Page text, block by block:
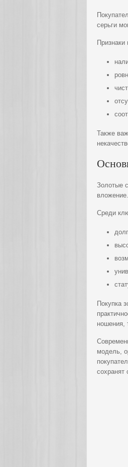
серьги
Признаки
Также
Золотые
Среди
Покупка
ношения,
модель,
сохранят